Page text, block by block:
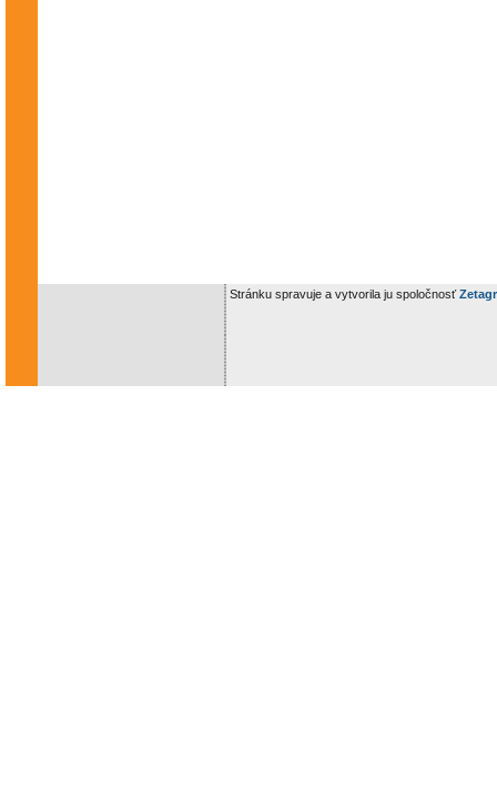
Stránku spravuje a vytvorila ju spoločnosť